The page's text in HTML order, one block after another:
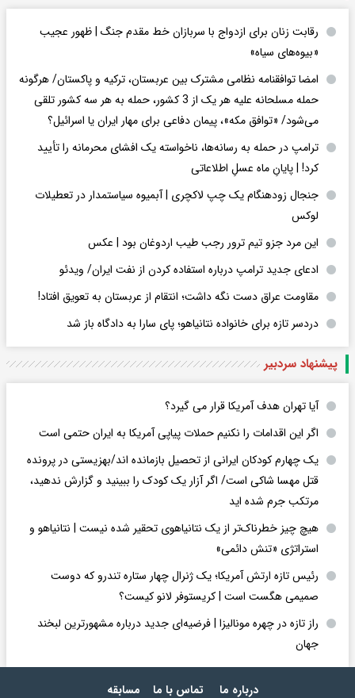
رقابت زنان برای ازدواج با سربازان خط مقدم جنگ | ظهور عجیب
«بیوه‌های سیاه»
امضا توافقنامه نظامی مشترک بین عربستان، ترکیه و پاکستان/ هرگونه
حمله مسلحانه علیه هر یک از 3 کشور، حمله به هر سه کشور تلقی
می‌شود/ «توافق مکه»، پیمان دفاعی برای مهار ایران یا اسرائیل؟
ترامپ در حمله‌ به رسانه‌ها، ناخواسته یک افشای محرمانه را تأیید
کرد! |‌ پایانِ ماه عسلِ اطلاعاتی
جنجال زودهنگام یک چپ لاکچری | آبمیوه سیاستمدار در تعطیلات
لوکس
این مرد جزو تیم ترور رجب طیب اردوغان بود | عکس
ادعای جدید ترامپ درباره استفاده کردن از نفت ایران/ ویدئو
مقاومت عراق دست نگه داشت؛ انتقام از عربستان به تعویق افتاد!
دردسر تازه برای خانواده نتانیاهو؛ پای سارا به دادگاه باز شد
پیشنهاد سردبیر
آیا تهران هدف آمریکا قرار می گیرد؟
اگر این اقدامات را نکنیم حملات پیاپی آمریکا به ایران حتمی است
یک چهارم کودکان ایرانی از تحصیل بازمانده اند/بهزیستی در پرونده
قتل مهسا شاکی است/ اگر آزار یک کودک را ببینید و گزارش ندهید،
مرتکب جرم شده اید
هیچ چیز خطرناک‌تر از یک نتانیاهوی تحقیر شده نیست | نتانیاهو و
استراتژی «تنش دائمی»
رئیس تازه ارتش آمریکا؛ یک ژنرال چهار ستاره تندرو که دوست
صمیمی هگست است | کریستوفر لانو کیست؟
راز تازه در چهره مونالیزا | فرضیه‌ای جدید درباره مشهورترین لبخند
جهان
درباره ما تماس با ما مسابقه